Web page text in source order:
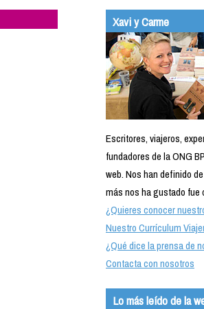
Xavi y Carme
Escritores, viajeros,
fundadores de la ONG
web. Nos han definido
más nos ha gustado fue
¿Quieres conocer
Nuestro Currículum
¿Qué dice la prensa de
Contacta con nosotros
Lo más leído de la